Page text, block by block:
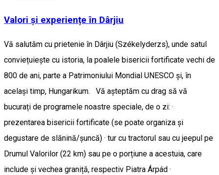
Valori și experiențe în Dârjiu
Vă salutăm cu prietenie în Dârjiu (Székelyderzs), unde satul
conviețuiește cu istoria, la poalele bisericii fortificate vechi de
800 de ani, parte a Patrimoniului Mondial UNESCO și, în
același timp, Hungarikum. Vă așteptăm cu drag să vă
bucurați de programele noastre speciale, de o zi: ·
prezentarea bisericii fortificate (se poate organiza și
degustare de slănină/șuncă) · tur cu tractorul sau cu jeepul pe
Drumul Valorilor (22 km) sau pe o porțiune a acestuia, care
include și vechea graniță, respectiv Piatra Árpád ·